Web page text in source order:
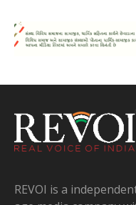
REVOI is a